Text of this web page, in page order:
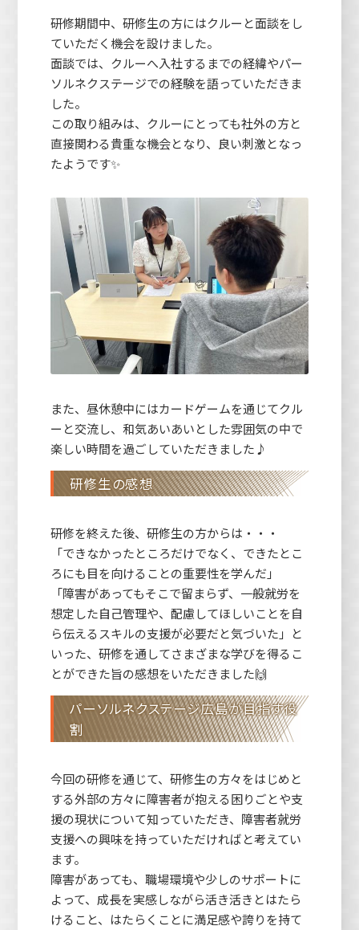
研修期間中、研修生の方にはクルーと面談をし
ていただく機会を設けました。
面談では、クルーへ入社するまでの経緯やパー
ソルネクステージでの経験を語っていただきま
した。
この取り組みは、クルーにとっても社外の方と
直接関わる貴重な機会となり、良い刺激となっ
たようです✨
また、昼休憩中にはカードゲームを通じてクル
ーと交流し、和気あいあいとした雰囲気の中で
楽しい時間を過ごしていただきました♪
研修生の感想
研修を終えた後、研修生の方からは・・・
「できなかったところだけでなく、できたとこ
ろにも目を向けることの重要性を学んだ」
「障害があってもそこで留まらず、一般就労を
想定した自己管理や、配慮してほしいことを自
ら伝えるスキルの支援が必要だと気づいた」と
いった、研修を通してさまざまな学びを得るこ
とができた旨の感想をいただきました🙌
パーソルネクステージ広島が目指す役
割
今回の研修を通じて、研修生の方々をはじめと
する外部の方々に障害者が抱える困りごとや支
援の現状について知っていただき、障害者就労
支援への興味を持っていただければと考えてい
ます。
障害があっても、職場環境や少しのサポートに
よって、成長を実感しながら活き活きとはたら
けること、はたらくことに満足感や誇りを持て